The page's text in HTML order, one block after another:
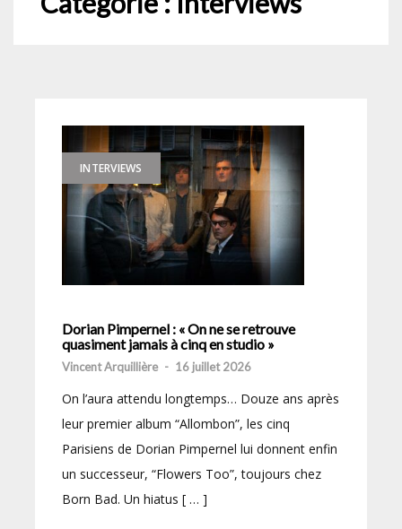
INTERVIEWS
Dorian Pimpernel : « On ne se retrouve
quasiment jamais à cinq en studio »
Vincent Arquillière - 16 juillet 2026
On l’aura attendu longtemps… Douze ans après
leur premier album “Allombon”, les cinq
Parisiens de Dorian Pimpernel lui donnent enfin
un successeur, “Flowers Too”, toujours chez
Born Bad. Un hiatus [ … ]